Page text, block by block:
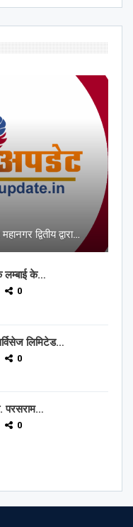
द्वितीय द्वारा…
लम्बाई के…
0
लिमिटेड…
0
परसराम…
0